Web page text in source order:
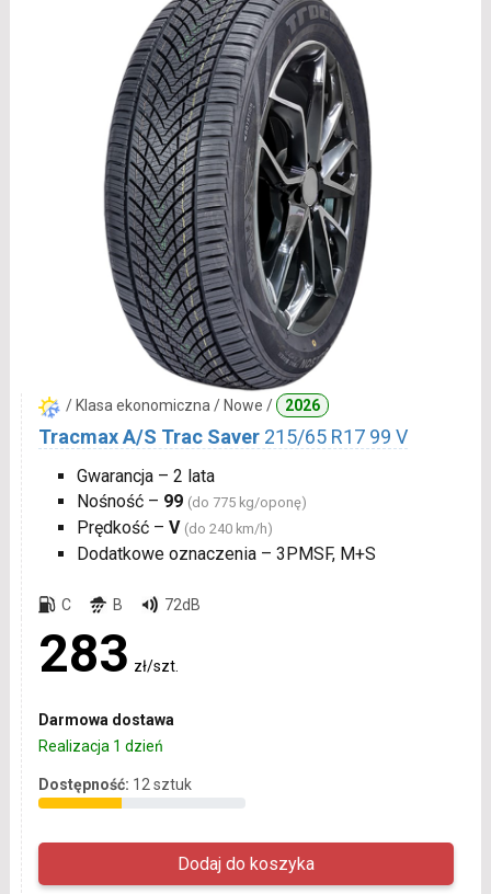
/ Klasa ekonomiczna / Nowe / 2026
Tracmax A/S Trac Saver 215/65 R17 99 V
Gwarancja – 2 lata
Nośność – 99 (do 775 kg/oponę)
Prędkość – V (do 240 km/h)
Dodatkowe oznaczenia – 3PMSF, M+S
C B 72dB
283 zł/szt.
Darmowa dostawa
Realizacja 1 dzień
Dostępność: 12 sztuk